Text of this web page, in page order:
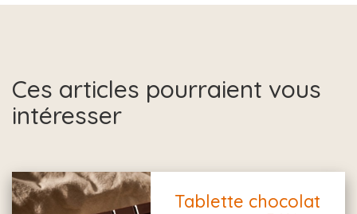
Ces articles pourraient vous
intéresser
Tablette chocolat